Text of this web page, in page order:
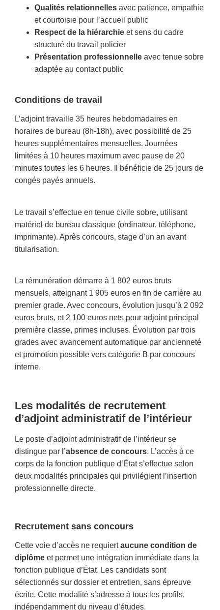
Qualités relationnelles avec patience, empathie
et courtoisie pour l’accueil public
Respect de la hiérarchie et sens du cadre
structuré du travail policier
Présentation professionnelle avec tenue sobre
adaptée au contact public
Conditions de travail
L’adjoint travaille 35 heures hebdomadaires en
horaires de bureau (8h-18h), avec possibilité de 25
heures supplémentaires mensuelles. Journées
limitées à 10 heures maximum avec pause de 20
minutes toutes les 6 heures. Il bénéficie de 25 jours de
congés payés annuels.
Le travail s’effectue en tenue civile sobre, utilisant
matériel de bureau classique (ordinateur, téléphone,
imprimante). Après concours, stage d’un an avant
titularisation.
La rémunération démarre à 1 802 euros bruts
mensuels, atteignant 1 905 euros en fin de carrière au
premier grade. Avec concours, évolution jusqu’à 2 092
euros bruts, et 2 100 euros nets pour adjoint principal
première classe, primes incluses. Évolution par trois
grades avec avancement automatique par ancienneté
et promotion possible vers catégorie B par concours
interne.
Les modalités de recrutement
d’adjoint administratif de l’intérieur
Le poste d’adjoint administratif de l’intérieur se
distingue par l’absence de concours. L’accès à ce
corps de la fonction publique d’État s’effectue selon
deux modalités principales qui privilégient l’insertion
professionnelle directe.
Recrutement sans concours
Cette voie d’accès ne requiertaucune condition de
diplôme et permet une intégration immédiate dans la
fonction publique d’État. Les candidats sont
sélectionnés sur dossier et entretien, sans épreuve
écrite. Cette modalité s’adresse à tous les profils,
indépendamment du niveau d’études.